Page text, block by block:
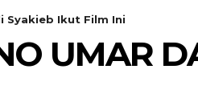
Syakieb Ikut Film Ini
UMAR